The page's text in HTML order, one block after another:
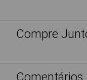
Compre
Comentários